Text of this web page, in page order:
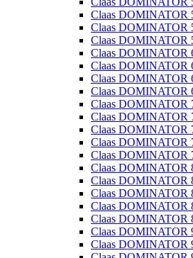
Claas DOMINATOR
Claas DOMINATOR
Claas DOMINATOR
Claas DOMINATOR
Claas DOMINATOR
Claas DOMINATOR
Claas DOMINATOR
Claas DOMINATOR
Claas DOMINATOR
Claas DOMINATOR
Claas DOMINATOR
Claas DOMINATOR
Claas DOMINATOR
Claas DOMINATOR
Claas DOMINATOR
Claas DOMINATOR
Claas DOMINATOR
Claas DOMINATOR
Claas DOMINATOR